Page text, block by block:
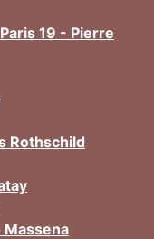
19 - Pierre
Rothschild